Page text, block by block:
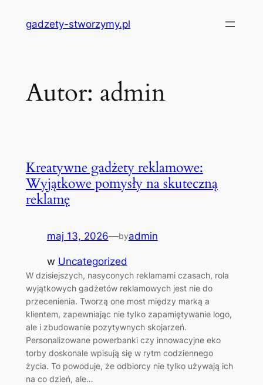
gadzety-stworzymy.pl
Autor: admin
Kreatywne gadżety reklamowe:
Wyjątkowe pomysły na skuteczną
reklamę
maj 13, 2026—byadmin
w Uncategorized
W dzisiejszych, nasyconych reklamami czasach, rola
wyjątkowych gadżetów reklamowych jest nie do
przecenienia. Tworzą one most między marką a
klientem, zapewniając nie tylko zapamiętywanie logo,
ale i zbudowanie pozytywnych skojarzeń.
Personalizowane powerbanki czy innowacyjne eko
torby doskonale wpisują się w rytm codziennego
życia. To powoduje, że odbiorcy nie tylko używają ich
na co dzień, ale…